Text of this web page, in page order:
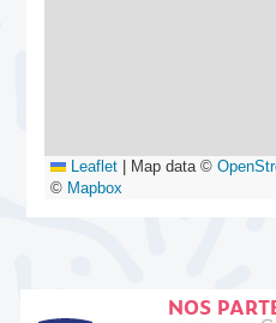
Leaflet Map data ©
© Mapbox
NOS